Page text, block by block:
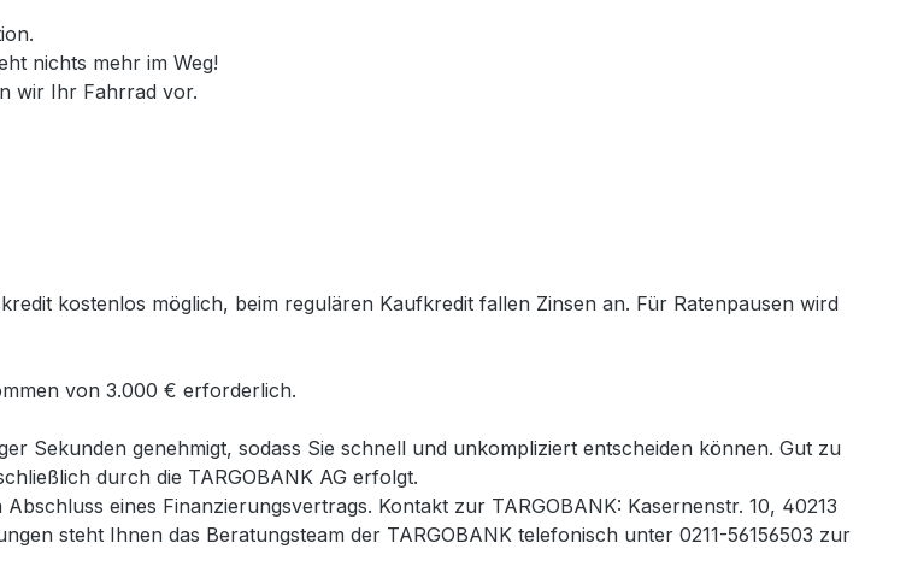
nichts mehr im Weg!
wir Ihr Fahrrad vor.
kostenlos möglich, beim regulären Kaufkredit fallen Zinsen an. Für Ratenpausen wird
von 3.000 € erforderlich.
Sekunden genehmigt, sodass Sie schnell und unkompliziert entscheiden können. Gut zu
durch die TARGOBANK AG erfolgt.
eines Finanzierungsvertrags. Kontakt zur TARGOBANK: Kasernenstr. 10, 40213
steht Ihnen das Beratungsteam der TARGOBANK telefonisch unter 0211-56156503 zur